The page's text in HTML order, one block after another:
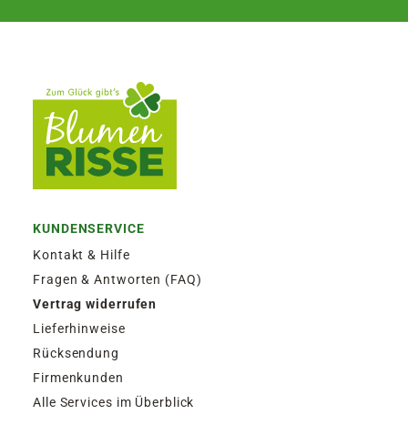
KUNDENSERVICE
Kontakt & Hilfe
Fragen & Antworten (FAQ)
Vertrag widerrufen
Lieferhinweise
Rücksendung
Firmenkunden
Alle Services im Überblick